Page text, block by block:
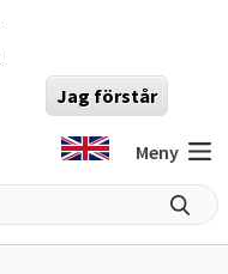
Jag förstår
Meny